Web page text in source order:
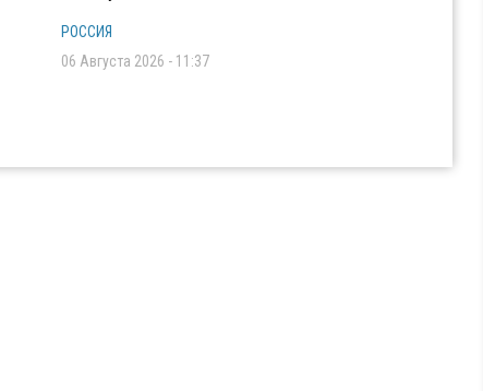
РОССИЯ
06 Августа 2026 - 11:37